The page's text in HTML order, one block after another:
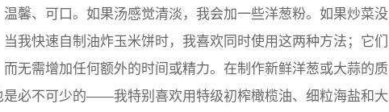
馨、可口。如果汤感觉清淡，我会加一些洋葱粉。如果炒菜没
我快速自制油炸玉米饼时，我喜欢同时使用这两种方法；它们
无需增加任何额外的时间或精力。在制作新鲜洋葱或大蒜的质
是必不可少的——我特别喜欢用特级初榨橄榄油、细粒海盐和大